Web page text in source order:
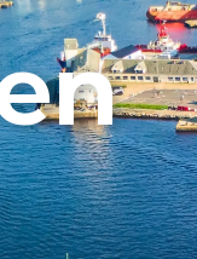
Reino
Reino
Turquía